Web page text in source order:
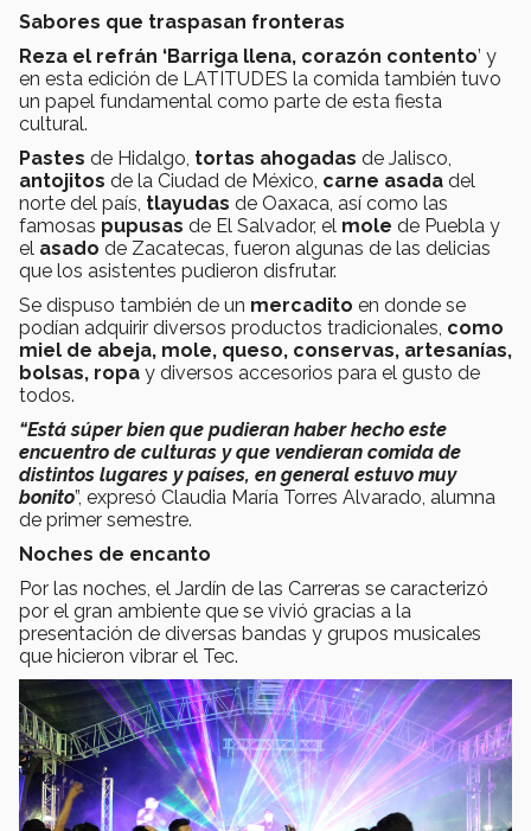
Sabores que traspasan fronteras
Reza el refrán ‘Barriga llena, corazón contento’ y
en esta edición de LATITUDES la comida también tuvo
un papel fundamental como parte de esta fiesta
cultural.
Pastes de Hidalgo, tortas ahogadas de Jalisco,
antojitos de la Ciudad de México, carne asada del
norte del país, tlayudas de Oaxaca, así como las
famosas pupusas de El Salvador, el mole de Puebla y
el asado de Zacatecas, fueron algunas de las delicias
que los asistentes pudieron disfrutar.
Se dispuso también de un mercadito en donde se
podían adquirir diversos productos tradicionales, como
miel de abeja, mole, queso, conservas, artesanías,
bolsas, ropa y diversos accesorios para el gusto de
todos.
“Está súper bien que pudieran haber hecho este
encuentro de culturas y que vendieran comida de
distintos lugares y países, en general estuvo muy
bonito”, expresó Claudia María Torres Alvarado, alumna
de primer semestre.
Noches de encanto
Por las noches, el Jardín de las Carreras se caracterizó
por el gran ambiente que se vivió gracias a la
presentación de diversas bandas y grupos musicales
que hicieron vibrar el Tec.